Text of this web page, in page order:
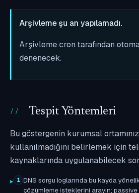
Arşivleme şu an yapılamadı.
Arşivleme cron tarafından
denenecek.
Tespit Yöntemleri
Bu göstergenin kurumsal
kullanılmadığını belirlemek için
kaynaklarında uygulanabilecek
1 DNS sorgu loglarında bu kayda
çözümleme isteklerini arayın;